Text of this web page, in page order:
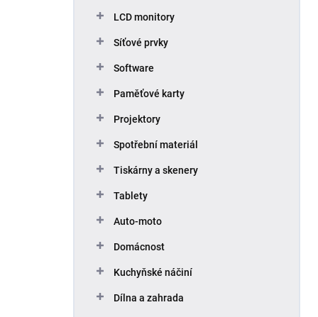
LCD monitory
Síťové prvky
Software
Paměťové karty
Projektory
Spotřební materiál
Tiskárny a skenery
Tablety
Auto-moto
Domácnost
Kuchyňské náčiní
Dílna a zahrada